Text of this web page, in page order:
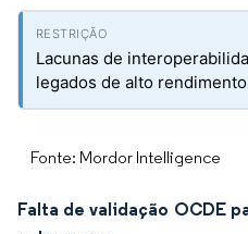
Lacunas de
legados de alto rendimento
Fonte: Mordor Intelligence
Falta de validação OCDE